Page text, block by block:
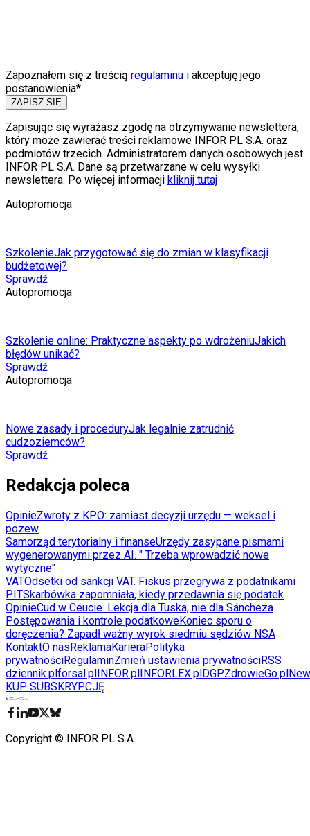
Zapoznałem się z treścią regulaminu i akceptuję jego
postanowienia*
ZAPISZ SIĘ
Zapisując się wyrażasz zgodę na otrzymywanie newslettera,
który może zawierać treści reklamowe INFOR PL S.A. oraz
podmiotów trzecich. Administratorem danych osobowych jest
INFOR PL S.A. Dane są przetwarzane w celu wysyłki
newslettera. Po więcej informacji kliknij tutaj
Autopromocja
SzkolenieJak przygotować się do zmian w klasyfikacji
budżetowej?
Sprawdź
Autopromocja
Szkolenie online: Praktyczne aspekty po wdrożeniuJakich
błędów unikać?
Sprawdź
Autopromocja
Nowe zasady i proceduryJak legalnie zatrudnić
cudzoziemców?
Sprawdź
Redakcja poleca
OpinieZwroty z KPO: zamiast decyzji urzędu — weksel i
pozew
Samorząd terytorialny i finanseUrzędy zasypane pismami
wygenerowanymi przez AI. " Trzeba wprowadzić nowe
wytyczne"
VATOdsetki od sankcji VAT. Fiskus przegrywa z podatnikami
PITSkarbówka zapomniała, kiedy przedawnia się podatek
OpinieCud w Ceucie. Lekcja dla Tuska, nie dla Sáncheza
Postępowania i kontrole podatkoweKoniec sporu o
doręczenia? Zapadł ważny wyrok siedmiu sędziów NSA
KontaktO nasReklamaKarieraPolityka
prywatnościRegulaminZmień ustawienia prywatnościRSS
dziennik.plforsal.plINFOR.plINFORLEX.plDGPZdrowieGo.pl
KUP SUBSKRYPCJĘ
Copyright © INFOR PL S.A.